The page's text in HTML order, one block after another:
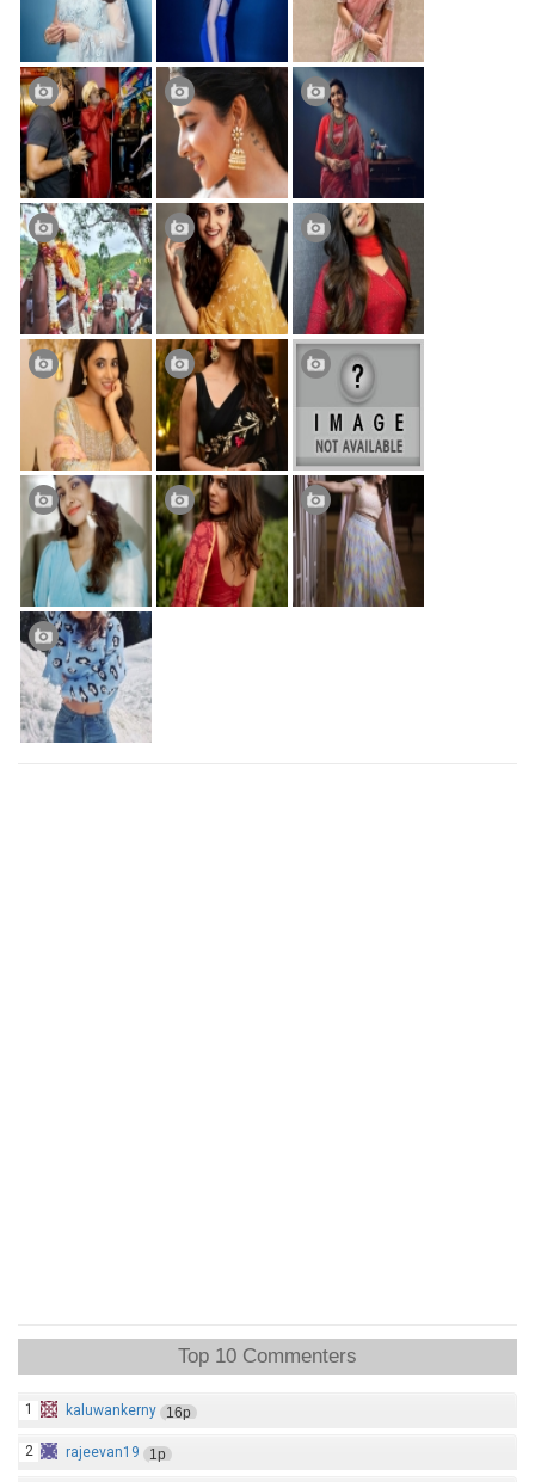
Top 10 Commenters
1 kaluwankerny 16p
2 rajeevan19 1p